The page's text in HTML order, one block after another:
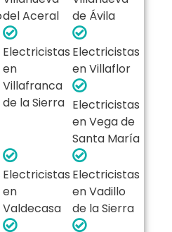
del Aceral
de Ávila
Electricistas
en
Villafranca
de la Sierra
Electricistas
en Villaflor
Electricistas
en Vega de
Santa María
Electricistas
en
Valdecasa
Electricistas
en Vadillo
de la Sierra